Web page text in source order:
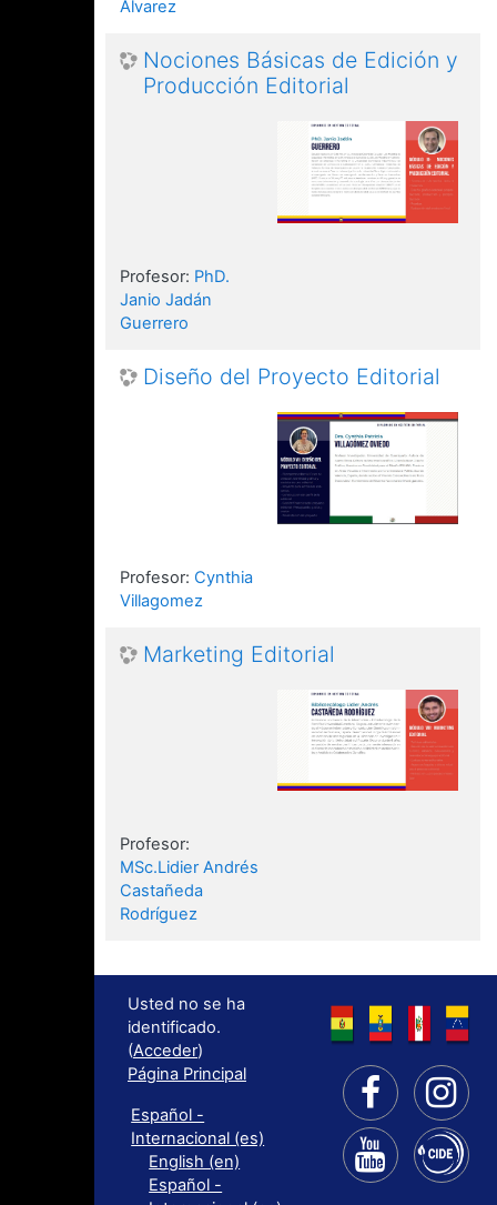
Álvarez
Nociones Básicas de Edición y
Producción Editorial
Profesor: PhD.
Janio Jadán
Guerrero
Diseño del Proyecto Editorial
Profesor: Cynthia
Villagomez
Marketing Editorial
Profesor:
MSc.Lidier Andrés
Castañeda
Rodríguez
Usted no se ha
identificado.
(Acceder)
Página Principal
Español -
Internacional ‎(es)‎
English ‎(en)‎
Español -